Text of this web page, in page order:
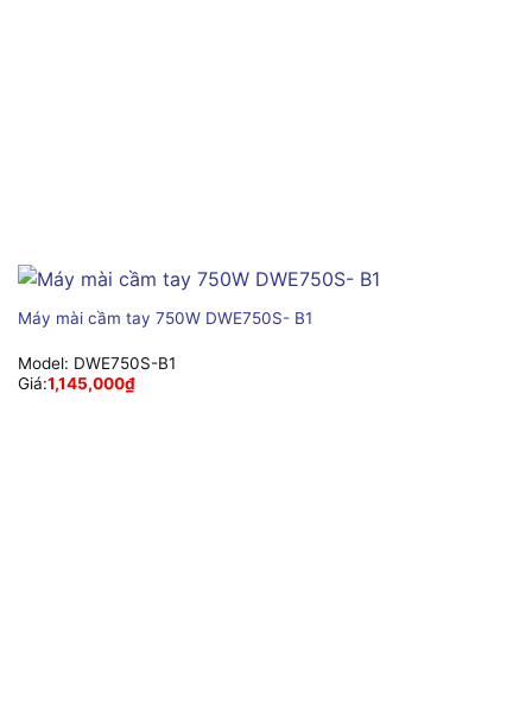
Máy mài cầm tay 750W DWE750S- B1
Model: DWE750S-B1
Giá:1,145,000₫